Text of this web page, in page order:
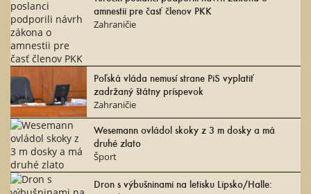
amnestii pre časť členov PKK
Zahraničie
Poľská vláda nemusí strane PiS vyplatiť
zadržaný štátny príspevok
Zahraničie
Wesemann ovládol skoky z 3 m dosky a má
druhé zlato
Šport
Dron s výbušninami na letisku Lipsko/Halle: